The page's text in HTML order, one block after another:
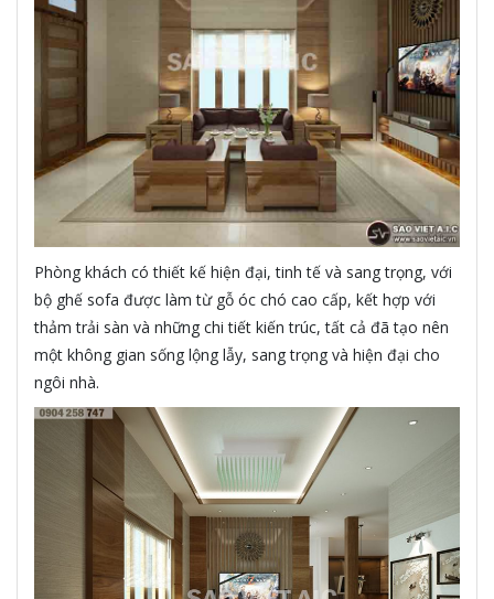
Phòng khách có thiết kế hiện đại, tinh tế và sang trọng, với
bộ ghế sofa được làm từ gỗ óc chó cao cấp, kết hợp với
thảm trải sàn và những chi tiết kiến trúc, tất cả đã tạo nên
một không gian sống lộng lẫy, sang trọng và hiện đại cho
ngôi nhà.